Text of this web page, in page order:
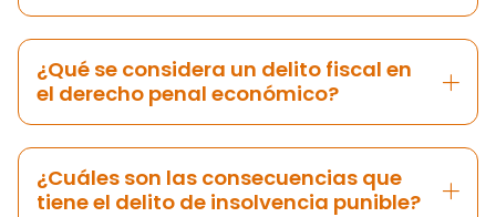
¿Qué se considera un delito fiscal en
el derecho penal económico?
¿Cuáles son las consecuencias que
tiene el delito de insolvencia punible?